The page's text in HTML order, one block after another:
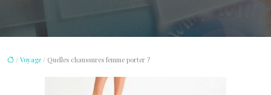
/ Voyage / Quelles chaussures femme porter ?